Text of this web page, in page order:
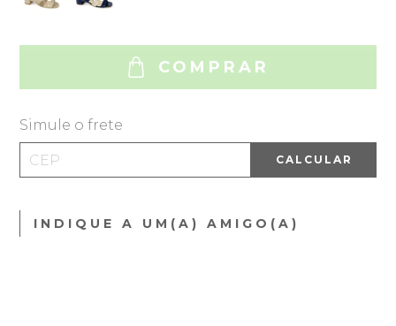
COMPRAR
Simule o frete
CALCULAR
INDIQUE A UM(A) AMIGO(A)